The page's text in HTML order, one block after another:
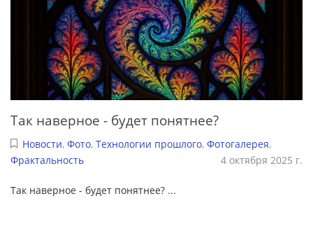
Так наверное - будет понятнее?
Новости, Фото, Технологии прошлого, Фотогалерея,
Фрактальность
4 октября 2025 г.
Так наверное - будет понятнее? ...